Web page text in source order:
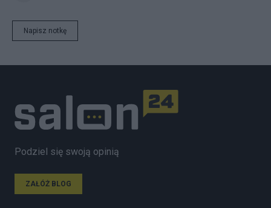
Napisz notkę
Podziel się swoją opinią
ZAŁÓŻ BLOG